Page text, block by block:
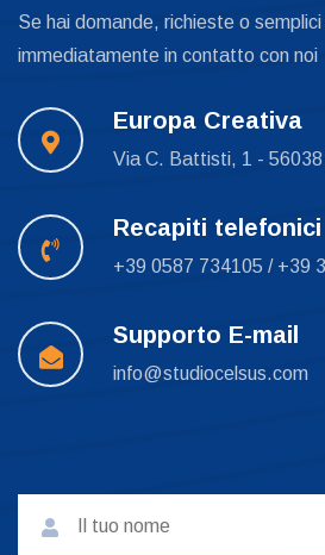
Se hai domande, richieste o
immediatamente in contatto con noi
Europa Creativa
Via C. Battisti, 1 -
Recapiti telefonici
+39 0587 734105 / +39
Supporto E-mail
info@studiocelsus.com